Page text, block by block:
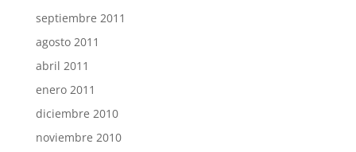
septiembre 2011
agosto 2011
abril 2011
enero 2011
diciembre 2010
noviembre 2010